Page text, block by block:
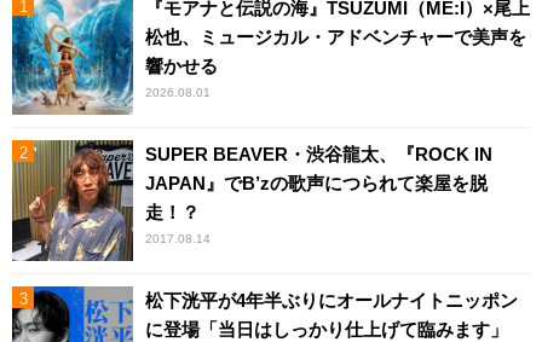
『モアナと伝説の海』TSUZUMI（ME:I）×尾上
松也、ミュージカル・アドベンチャーで美声を
響かせる
2026.08.01
SUPER BEAVER・渋谷龍太、『ROCK IN
JAPAN』でB’zの歌声につられて楽屋を脱
走！？
2017.08.14
松下洸平が4年半ぶりにオールナイトニッポン
に登場「当日はしっかり仕上げて臨みます」